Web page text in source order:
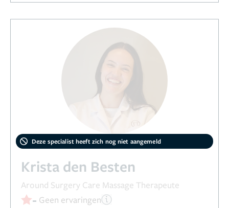
Deze specialist heeft zich nog niet aangemeld
Krista den Besten
Around Surgery Care Massage Therapeute
- Geen ervaringen